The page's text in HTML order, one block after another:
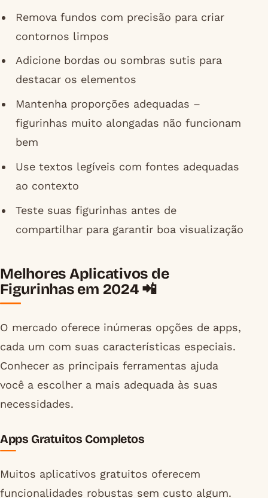
Remova fundos com precisão para criar
contornos limpos
Adicione bordas ou sombras sutis para
destacar os elementos
Mantenha proporções adequadas –
figurinhas muito alongadas não funcionam
bem
Use textos legíveis com fontes adequadas
ao contexto
Teste suas figurinhas antes de
compartilhar para garantir boa visualização
Melhores Aplicativos de
Figurinhas em 2024 📲
O mercado oferece inúmeras opções de apps,
cada um com suas características especiais.
Conhecer as principais ferramentas ajuda
você a escolher a mais adequada às suas
necessidades.
Apps Gratuitos Completos
Muitos aplicativos gratuitos oferecem
funcionalidades robustas sem custo algum.